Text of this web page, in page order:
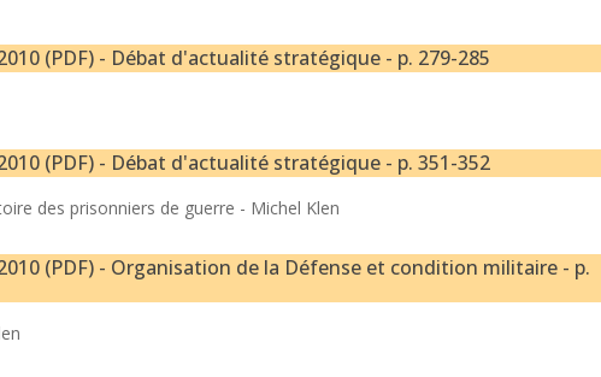
(PDF) - Débat d'actualité stratégique - p. 279-285
(PDF) - Débat d'actualité stratégique - p. 351-352
des prisonniers de guerre - Michel Klen
(PDF) - Organisation de la Défense et condition militaire - p.